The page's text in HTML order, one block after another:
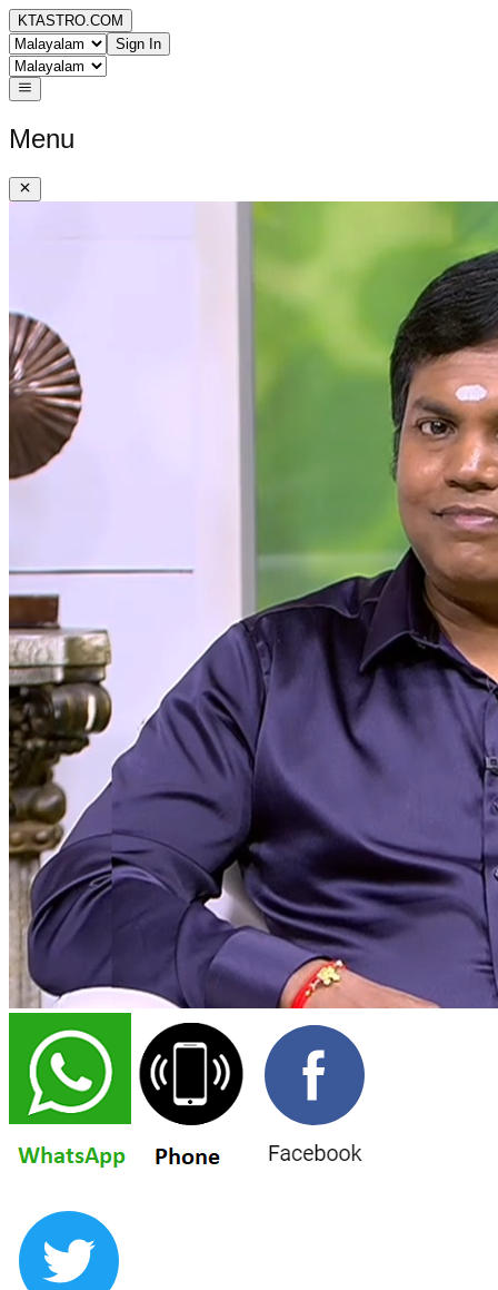
KTASTRO.COM
Sign In
Menu